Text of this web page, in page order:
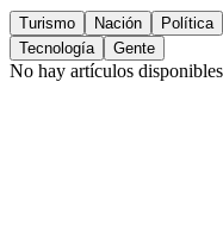
Turismo Nación Política
Tecnología
Gente
No hay artículos